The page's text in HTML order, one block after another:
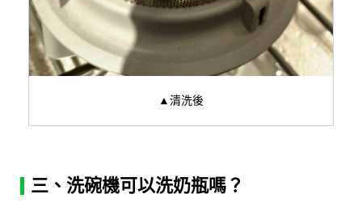
▲清洗後
三、洗碗機可以洗奶瓶嗎？